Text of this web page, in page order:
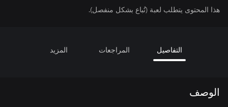
هذا المحتوى يتطلب لعبة (تُباع بشكل منفصل).
التفاصيل المراجعات المزيد
الوصف